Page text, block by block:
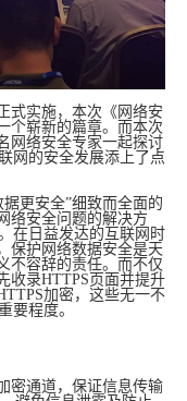
实施，本次《网络安
个崭新的篇章。而本次
网络安全专家一起探讨
网的安全发展添上了点
更安全”细致而全面的
络安全问题的解决方
在日益发达的互联网时
保护网络数据安全是天
不容辞的责任。而不仅
收录HTTPS页面并提升
加密，这些无一不
要程度。
通道，保证信息传输